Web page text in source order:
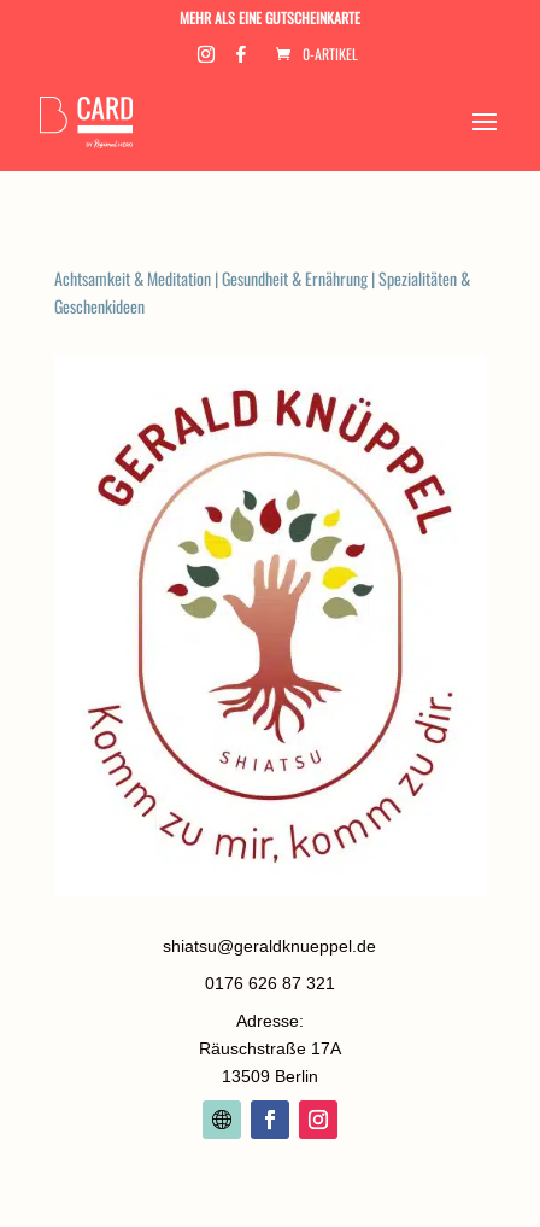
MEHR ALS EINE GUTSCHEINKARTE
0-ARTIKEL
Achtsamkeit & Meditation|Gesundheit & Ernährung|Spezialitäten &
Geschenkideen
shiatsu@geraldknueppel.de
0176 626 87 321
Adresse:
Räuschstraße 17A
13509 Berlin